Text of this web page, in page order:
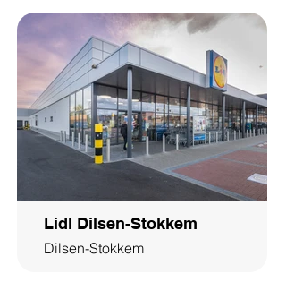
Lidl Dilsen-Stokkem
Dilsen-Stokkem